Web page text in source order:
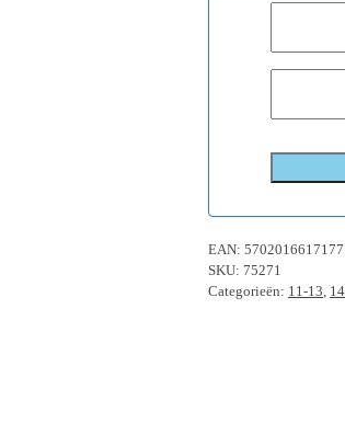
EAN: 5702016617177
SKU: 75271
Categorieën: 11-13,